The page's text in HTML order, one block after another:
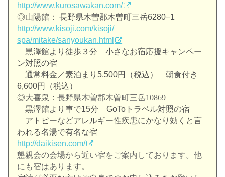
http://www.kurosawakan.com/
◎山陽館： 長野県木曽郡木曽町三岳6280−1
http://www.kisoji.com/kisoji/
spa/mitake/sanyoukan.html
黒澤館より徒歩３分 小さなお宿応援キャンペー
ン対照の宿
通常料金／素泊まり5,500円（税込） 朝食付き
6,600円（税込）
◎大喜泉：長野県木曽郡木曽町三岳10869
黒澤館より車で15分 GoToトラベル対照の宿
アトピーなどアレルギー性疾患にかなり効くと言
われる名湯で有名な宿
http://daikisen.com/
懇親会の会場から近い宿をご案内しております。他
にも宿はあります。